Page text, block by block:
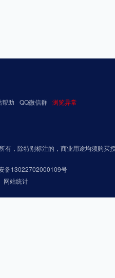
帮助 QQ微信群 浏览异常
有，除特别标注的，商业用途均须购买
备13022702000109号
网站统计